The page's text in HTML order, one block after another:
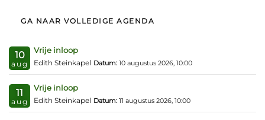
GA NAAR VOLLEDIGE AGENDA
10
aug
Vrije inloop
Edith Steinkapel Datum: 10 augustus 2026, 10:00
11
aug
Vrije inloop
Edith Steinkapel Datum: 11 augustus 2026, 10:00